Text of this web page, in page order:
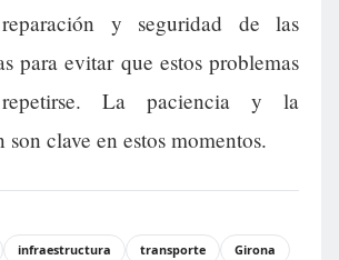
y seguridad de las
para evitar que estos problemas
La paciencia y la
clave en estos momentos.
infraestructura transporte
Girona